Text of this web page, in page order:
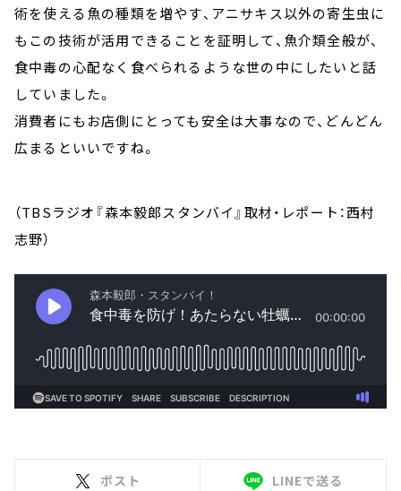
術を使える魚の種類を増やす、アニサキス以外の寄生虫に
もこの技術が活用できることを証明して、魚介類全般が、
食中毒の心配なく食べられるような世の中にしたいと話
していました。
消費者にもお店側にとっても安全は大事なので、どんどん
広まるといいですね。
（TBSラジオ『森本毅郎スタンバイ』取材・レポート：西村
志野）
ポスト LINEで送る